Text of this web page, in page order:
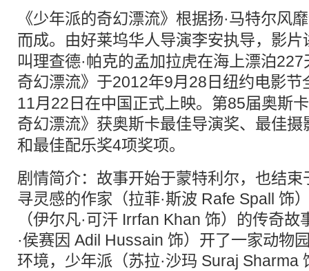
《少年派的奇幻漂流》根据扬·马特尔风
而成。由好莱坞华人导演李安执导，影片
叫理查德·帕克的孟加拉虎在海上漂泊
奇幻漂流》于2012年9月28日纽约电影节
11月22日在中国正式上映。第85届奥斯
奇幻漂流》获奥斯卡最佳导演奖、最佳
和最佳配乐奖4项奖项。
剧情简介：故事开始于蒙特利尔，也结
寻灵感的作家（拉菲·斯波 Rafe Spall 饰
（伊尔凡·可汗 Irrfan Khan 饰）的传奇
·侯赛因 Adil Hussain 饰）开了一家动物
环境，少年派（苏拉·沙玛 Suraj Sharma